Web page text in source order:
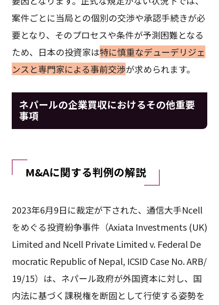
案件ごとに当局との個別の交渉や承認手続きが必
要となり、そのプロセスや条件が予測困難となる
ため、日本の投資家は特に慎重なデューデリジェ
ンスと専門家による事前交渉が求められます。
ネパールの企業買収におけるその他重要
事項
M&Aに関する判例の解説
2023年6月9日に裁定が下された、通信大手Ncell
をめぐる投資紛争事件（Axiata Investments (UK)
Limited and Ncell Private Limited v. Federal De
mocratic Republic of Nepal, ICSID Case No. ARB/
19/15）は、ネパール政府が外国資本に対し、国
内法に基づく課税権を断固として行使する姿勢を